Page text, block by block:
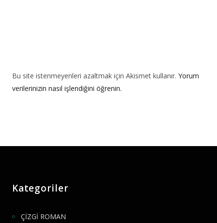
Bu site istenmeyenleri azaltmak için Akismet kullanır. Yorum
verilerinizin nasıl işlendiğini öğrenin.
Kategoriler
ÇİZGİ ROMAN